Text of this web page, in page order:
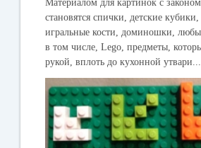
Материалом для картинок с
становятся спички, детские
игральные кости, доминошки,
в том числе, Lego, предметы,
рукой, вплоть до кухонной утвари...